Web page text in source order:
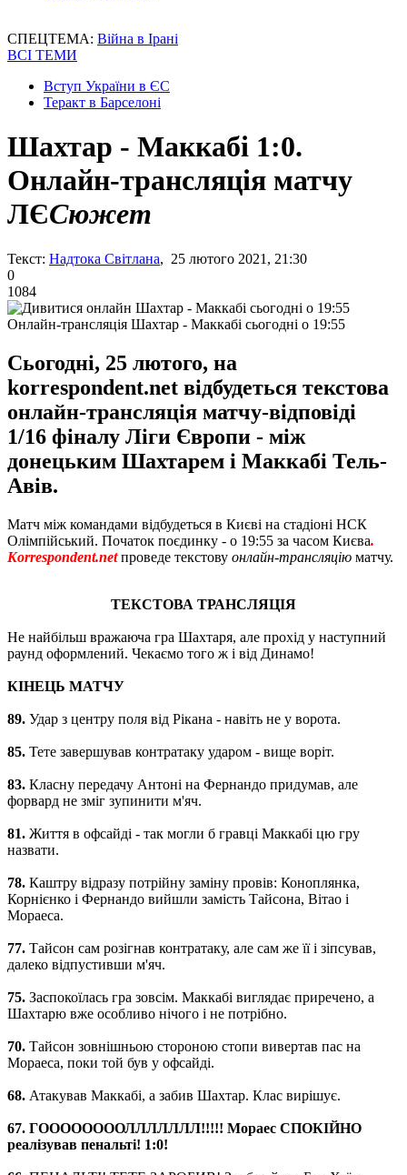
СПЕЦТЕМА: Війна в Ірані
ВСІ ТЕМИ
Вступ України в ЄС
Теракт в Барселоні
Шахтар - Маккабі 1:0.
Онлайн-трансляція матчу
ЛЄСюжет
Текст: Надтока Світлана, 25 лютого 2021, 21:30
0
1084
Онлайн-трансляція Шахтар - Маккабі сьогодні о 19:55
Сьогодні, 25 лютого, на
korrespondent.net відбудеться текстова
онлайн-трансляція матчу-відповіді
1/16 фіналу Ліги Європи - між
донецьким Шахтарем і Маккабі Тель-
Авів.
Матч між командами відбудеться в Києві на стадіоні НСК
Олімпійський. Початок поєдинку - о 19:55 за часом Києва.
Korrespondent.netпроведе текстову онлайн-трансляцію матчу.
ТЕКСТОВА ТРАНСЛЯЦІЯ
Не найбільш вражаюча гра Шахтаря, але прохід у наступний
раунд оформлений. Чекаємо того ж і від Динамо!
КІНЕЦЬ МАТЧУ
89. Удар з центру поля від Рікана - навіть не у ворота.
85. Тете завершував контратаку ударом - вище воріт.
83. Класну передачу Антоні на Фернандо придумав, але
форвард не зміг зупинити м'яч.
81. Життя в офсайді - так могли б гравці Маккабі цю гру
назвати.
78. Каштру відразу потрійну заміну провів: Коноплянка,
Корнієнко і Фернандо вийшли замість Тайсона, Вітао і
Мораеса.
77. Тайсон сам розігнав контратаку, але сам же її і зіпсував,
далеко відпустивши м'яч.
75. Заспокоїлась гра зовсім. Маккабі виглядає приречено, а
Шахтарю вже особливо нічого і не потрібно.
70. Тайсон зовнішньою стороною стопи вивертав пас на
Мораеса, поки той був у офсайді.
68. Атакував Маккабі, а забив Шахтар. Клас вирішує.
67. ГООООООООЛЛЛЛЛЛЛ!!!!! Мораес СПОКІЙНО
реалізував пенальті! 1:0!